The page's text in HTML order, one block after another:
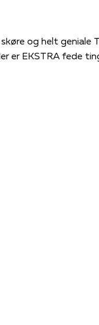
og helt geniale
er EKSTRA fede